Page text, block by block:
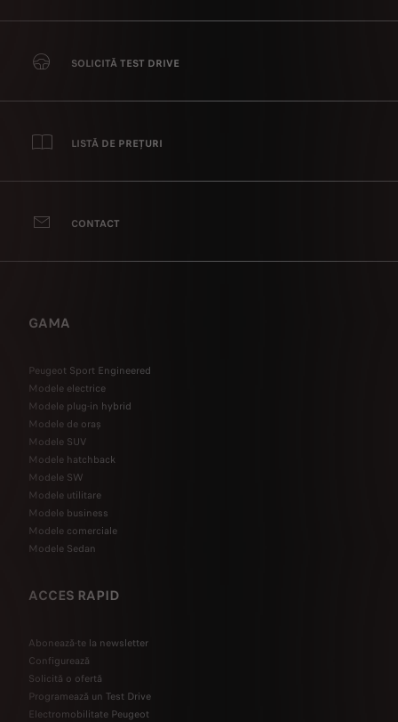
SOLICITĂ TEST DRIVE
LISTĂ DE PREȚURI
CONTACT
GAMA
Peugeot Sport Engineered
Modele electrice
Modele plug-in hybrid
Modele de oraș
Modele SUV
Modele hatchback
Modele SW
Modele utilitare
Modele business
Modele comerciale
Modele Sedan
ACCES RAPID
Abonează-te la newsletter
Configurează
Solicită o ofertă
Programează un Test Drive
Electromobilitate Peugeot